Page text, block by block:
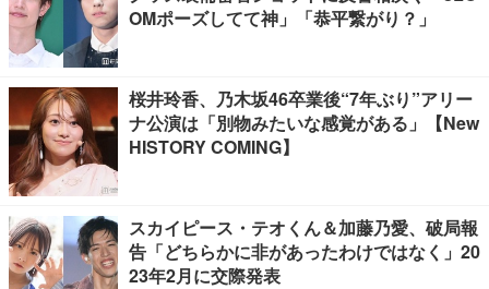
OMポーズしてて神」「恭平繋がり？」
桜井玲香、乃木坂46卒業後“7年ぶり”アリー
ナ公演は「別物みたいな感覚がある」【New
HISTORY COMING】
スカイピース・テオくん＆加藤乃愛、破局報
告「どちらかに非があったわけではなく」20
23年2月に交際発表